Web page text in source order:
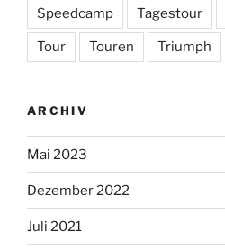
Speedcamp Tagestour
Tour Touren Triumph
ARCHIV
Mai 2023
Dezember 2022
Juli 2021